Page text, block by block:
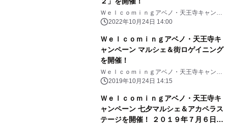
Ｗｅｌｃｏｍｉｎｇアベノ・天王寺キャンペ
ーン事務局 （近鉄不動産株式会社・東急不
2022年10月24日 14:00
Ｗｅｌｃｏｍｉｎｇアベノ・天王寺キ
ャンペーン マルシェ＆街ロゲイニング
を開催！
Ｗｅｌｃｏｍｉｎｇアベノ・天王寺キャンペ
ーン事務局 （近鉄不動産株式会社・東急不
2019年10月24日 14:15
Ｗｅｌｃｏｍｉｎｇアベノ・天王寺キ
ャンペーン 七夕マルシェ＆アカペラス
テージを開催！ ２０１９年７月６日